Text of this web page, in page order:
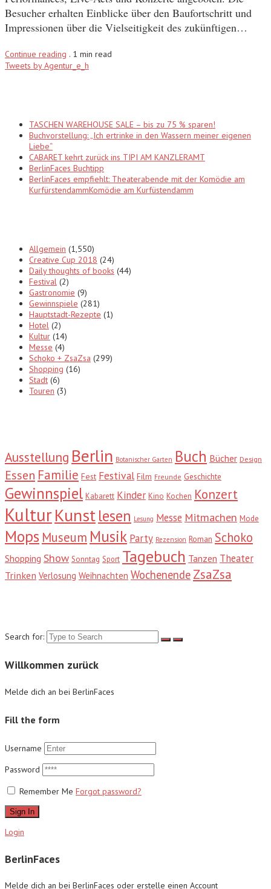
Besucher erhalten Einblicke über den Baufortschritt und
Impressionen über die Vielseitigkeit des zukünftigen…
Continue reading . 1 min read
Tweets by Agentur_e_h
TASCHEN WAREHOUSE SALE – bis zu 75 % sparen!
Buchvorstellung: „Ich ertrinke in den Wassern meiner eigenen
Liebe“
CABARET kehrt zurück ins TIPI AM KANZLERAMT
BerlinFaces Buchtipp
BerlinFaces empfiehlt: Theaterabende mit der Komödie am
KurfürstendammKomödie am Kurfüstendamm
Allgemein (1,550)
Creative Cup 2018 (24)
Daily thoughts of books (44)
Festival (2)
Gastronomie (9)
Gewinnspiele (281)
Hauptstadt-Rezepte (1)
Hotel (2)
Kultur (14)
Messe (4)
Schoko + ZsaZsa (299)
Shopping (16)
Stadt (6)
Touren (3)
Ausstellung Berlin Botanischer Garten Buch Bücher Design
Essen Familie Fest Festival Film Freunde Geschichte
Gewinnspiel Kabarett Kinder Kino Kochen Konzert
KulturKunstlesen Lesung Messe Mitmachen Mode
Mops Museum Musik Party Rezension Roman Schoko
Shopping Show Sonntag Sport Tagebuch Tanzen Theater
Trinken Verlosung Weihnachten Wochenende ZsaZsa
Search for:
Willkommen zurück
Melde dich an bei BerlinFaces
Fill the form
Username
Password
Remember Me Forgot password?
Sign In
Login
BerlinFaces
Melde dich an bei BerlinFaces oder erstelle einen Account